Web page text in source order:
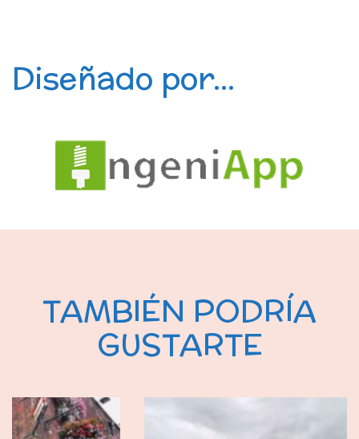
Diseñado por...
TAMBIÉN PODRÍA
GUSTARTE